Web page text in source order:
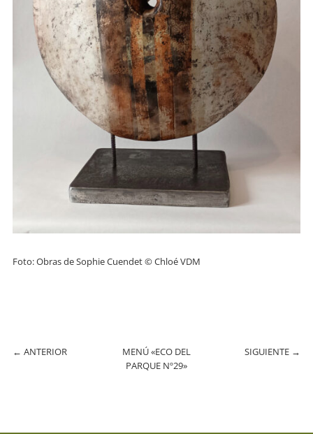
Foto: Obras de Sophie Cuendet © Chloé VDM
← ANTERIOR
MENÚ «ECO DEL
PARQUE Nº29»
SIGUIENTE →